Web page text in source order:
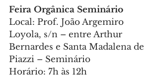
Feira Orgânica Seminário
Local: Prof. João Argemiro
Loyola, s/n – entre Arthur
Bernardes e Santa Madalena de
Piazzi – Seminário
Horário: 7h às 12h